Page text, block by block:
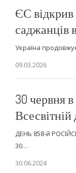
ЄС
саджанців
Україна
09.03.2026
30 червня в
ДЕНЬ 858-й
30…
30.06.2024